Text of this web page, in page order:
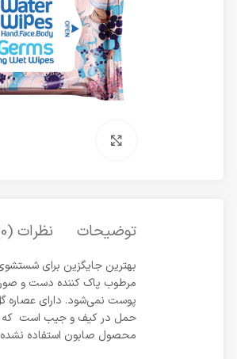
توضیحات نظرات (0)
بهترین جایگزین برای
حمل در کیف و جیب است که
محصول صابون استفاده نشده